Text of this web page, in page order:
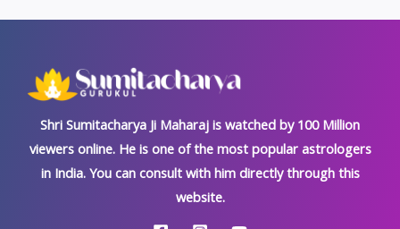
खतरनाक
दोष,
जानें
जटिल
निवारण
विधि
Shri Sumitacharya Ji Maharaj is watched by 100 Million
viewers online. He is one of the most popular astrologers
in India. You can consult with him directly through this
website.